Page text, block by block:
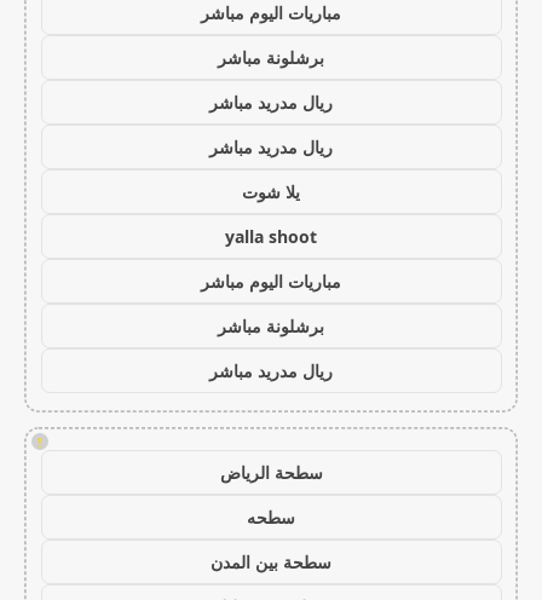
مباريات اليوم مباشر
برشلونة مباشر
ريال مدريد مباشر
ريال مدريد مباشر
يلا شوت
yalla shoot
مباريات اليوم مباشر
برشلونة مباشر
ريال مدريد مباشر
!
سطحة الرياض
سطحه
سطحة بين المدن